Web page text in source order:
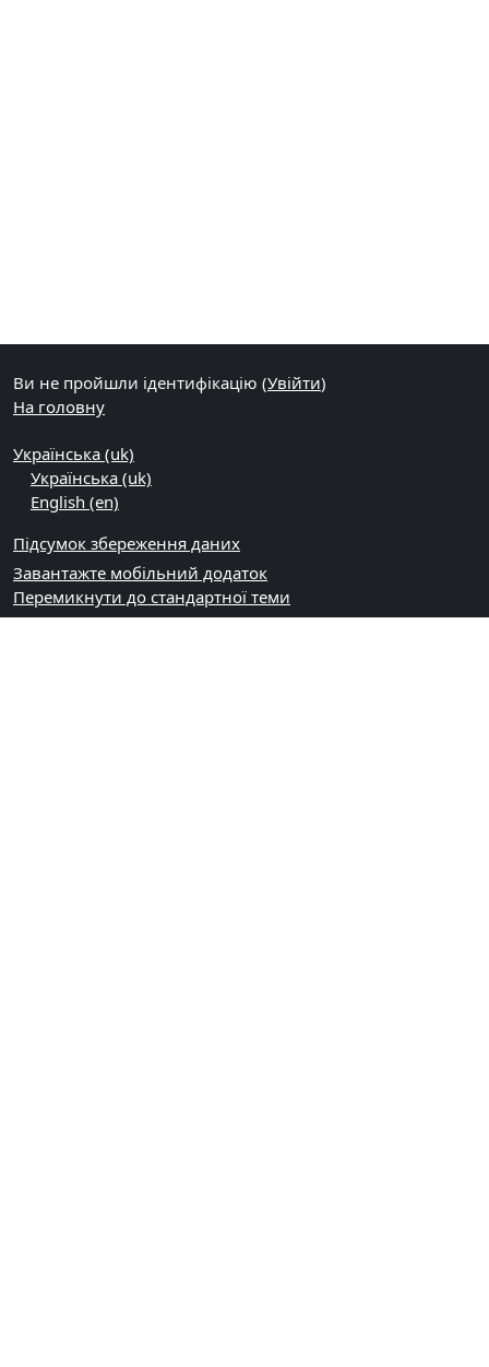
Ви не пройшли ідентифікацію (Увійти)
На головну
Українська ‎(uk)‎
Українська ‎(uk)‎
English ‎(en)‎
Підсумок збереження даних
Завантажте мобільний додаток
Перемикнути до стандартної теми